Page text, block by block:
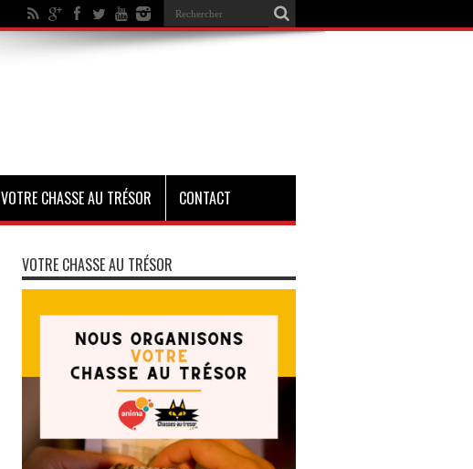
VOTRE CHASSE AU TRÉSOR CONTACT
VOTRE CHASSE AU TRÉSOR